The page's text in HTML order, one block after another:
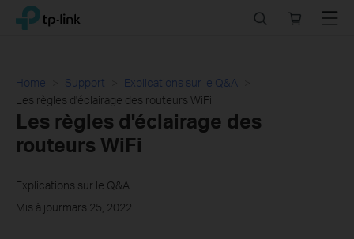
Click
navigation
TP-Link, Reliably Smart
store
Menu
Home Support
Explications sur le Q&A
Les règles d'éclairage des routeurs WiFi
Les règles d'éclairage des
routeurs WiFi
Explications sur le Q&A
Mis à jourmars 25, 2022